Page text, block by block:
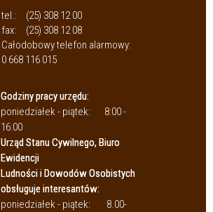
tel.:
(25) 308 12 00
fax:
(25) 308 12 08
Całodobowy telefon alarmowy:
0 668 116 015
Godziny pracy urzędu:
poniedziałek - piątek:
8:00 -
16:00
Urząd Stanu Cywilnego, Biuro
Ewidencji
Ludności i Dowodów Osobistych
obsługuje interesantów:
poniedziałek - piątek:
8.00-